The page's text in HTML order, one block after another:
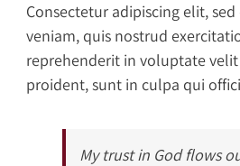
Consectetur adipiscing elit,
veniam, quis nostrud
reprehenderit in voluptate
proident, sunt in culpa qui
My trust in God flows